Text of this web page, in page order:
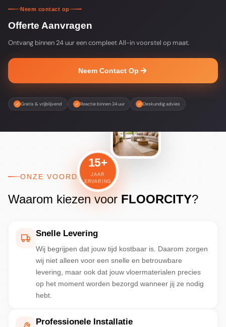
Neem contact op
Offerte Aanvragen
Ontvang binnen 24 uur een compleet All-in voorstel op maat.
Neem Contact Op
Gratis & vrijblijvend Reactie binnen 24 uur Deskundig advies
ONZE VOORDELEN
Waarom kiezen voor FLOORCITY?
Snelle Levering
Wij begrijpen dat jouw tijd kostbaar is. Daarom zorgen
wij niet alleen voor een snelle en betrouwbare
levering, maar ook dat jouw vloermaterialen precies
op het moment worden bezorgd wanneer jij ze nodig
hebt.
Professionele Installatie
15+
JAAR
ERVARING